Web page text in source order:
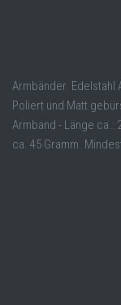
Armbänder. Edelstahl
Poliert und Matt
Armband - Länge ca.:
ca. 45 Gramm.